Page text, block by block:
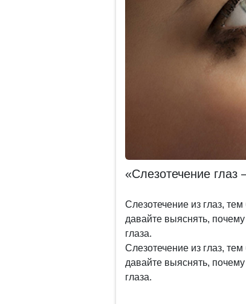
«Слезотечение
Слезотечение из глаз,
давайте выяснять, почему
глаза.
Слезотечение из глаз,
давайте выяснять, почему
глаза.